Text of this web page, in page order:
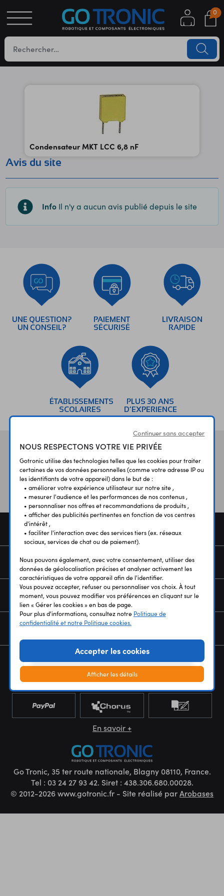
0
Condensateur MKT LCC 6,8 nF
Avis du site
Info Il n'y a aucun avis publié depuis le site
UNE QUESTION?
UN CONSEIL?
PAIEMENT
SÉCURISÉ
LIVRAISON
RAPIDE
ÉTABLISSEMENTS
SCOLAIRES
PLUS 30 ANS
D’EXPERIENCE
Vos aviset témoignages
COMMANDE
SERVICES
NOUS CONNAÎTRE
NEWSLETTER
En savoir +
Go Tronic, 35 ter route nationale, Blagny 08110, France.
Tel : 03 24 27 93 42. Siret : 438.306.680.00028.
© 2012-2026 www.gotronic.fr - Site réalisé parArobases
Continuer sans accepter
NOUS RESPECTONS VOTRE VIE PRIVÉE
Gotronic utilise des technologies telles que les cookies pour traiter
certaines de vos données personnelles (comme votre adresse IP ou
les identifiants de votre appareil) dans le but de :
• améliorer votre expérience utilisateur sur notre site ,
• mesurer l'audience et les performances de nos contenus ,
• personnaliser nos offres et recommandations de produits ,
• afficher des publicités pertinentes en fonction de vos centres
d'intérêt ,
• faciliter l'interaction avec des services tiers (ex. réseaux
sociaux, services de chat ou de paiement).
Nous pouvons également, avec votre consentement, utiliser des
données de géolocalisation précises et analyser activement les
caractéristiques de votre appareil afin de l'identifier.
Vous pouvez accepter, refuser ou personnaliser vos choix. À tout
moment, vous pouvez modifier vos préférences en cliquant sur le
lien « Gérer les cookies » en bas de page.
Pour plus d'informations, consultez notre Politique de
confidentialité et notre Politique cookies.
Accepter les cookies
Afficher les détails